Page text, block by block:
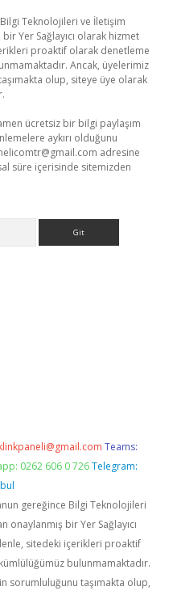
Bilgi Teknolojileri ve İletişim
Yer Sağlayıcı olarak hizmet
proaktif olarak denetleme
Ancak, üyelerimiz
olup, siteye üye olarak
ücretsiz bir bilgi paylaşım
aykırı olduğunu
adresine
süre içerisinde sitemizden
Teams:
0262 606 0 726 Telegram:
gereğince Bilgi Teknolojileri
onaylanmış bir Yer Sağlayıcı
sitedeki içerikleri proaktif
bulunmamaktadır.
sorumluluğunu taşımakta olup,